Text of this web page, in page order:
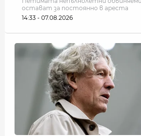
остават за постоянно в ареста
14:33 - 07.08.2026